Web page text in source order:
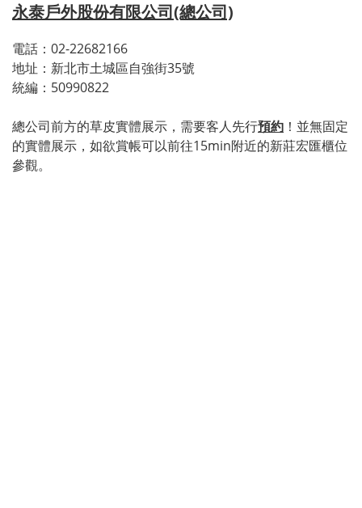
永泰戶外股份有限公司(總公司)
電話：02-22682166
地址： 新北市土城區自強街35號
統編：50990822
總公司前方的草皮實體展示，需要客人先行預約 ！並無固定
的實體展示，如欲賞帳可以前往15min附近的新莊宏匯櫃位
參觀。